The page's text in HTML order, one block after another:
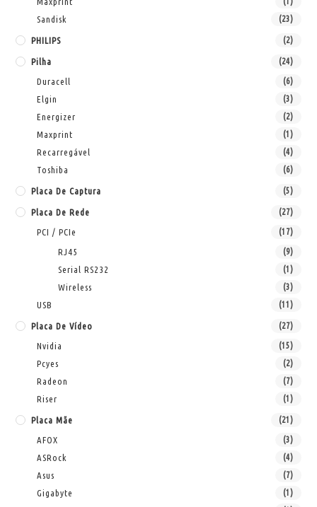
Sandisk (23)
PHILIPS (2)
Pilha (24)
Duracell (6)
Elgin (3)
Energizer (2)
Maxprint (1)
Recarregável (4)
Toshiba (6)
Placa De Captura (5)
Placa De Rede (27)
PCI / PCIe (17)
RJ45 (9)
Serial RS232 (1)
Wireless (3)
USB (11)
Placa De Vídeo (27)
Nvidia (15)
Pcyes (2)
Radeon (7)
Riser (1)
Placa Mãe (21)
AFOX (3)
ASRock (4)
Asus (7)
Gigabyte (1)